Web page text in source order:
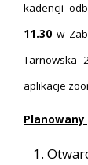
kadencji
11.30 w
Tarnowska
aplikacje